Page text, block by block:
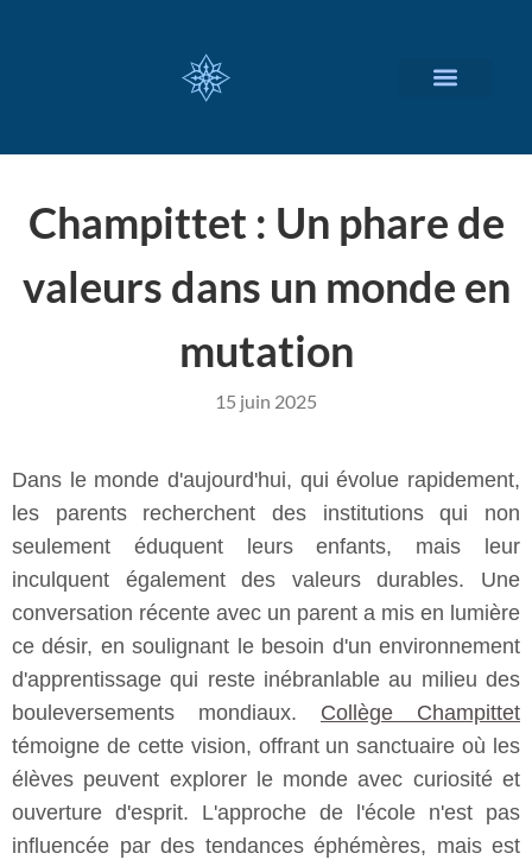
Champittet : Un phare de
valeurs dans un monde en
mutation
15 juin 2025
Dans le monde d'aujourd'hui, qui évolue rapidement,
les parents recherchent des institutions qui non
seulement éduquent leurs enfants, mais leur
inculquent également des valeurs durables. Une
conversation récente avec un parent a mis en lumière
ce désir, en soulignant le besoin d'un environnement
d'apprentissage qui reste inébranlable au milieu des
bouleversements mondiaux. Collège Champittet
témoigne de cette vision, offrant un sanctuaire où les
élèves peuvent explorer le monde avec curiosité et
ouverture d'esprit. L'approche de l'école n'est pas
influencée par des tendances éphémères, mais est